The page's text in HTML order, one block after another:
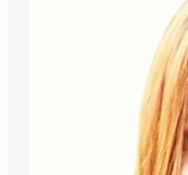
Dodatkowym atutem
podziemnym, wliczone
plus opłaty adm,1500
opłata za zużycie
Najważniejsze atuty